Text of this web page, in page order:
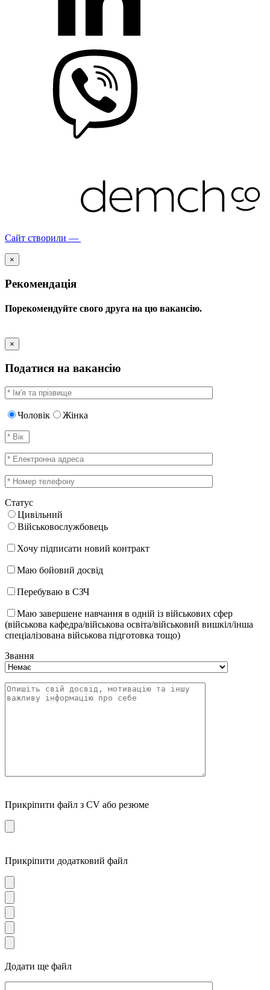
Сайт створили —
×
Рекомендація
Порекомендуйте свого друга на цю вакансію.
×
Податися на вакансію
Чоловік Жінка
Статус
Цивільний
Військовослужбовець
Хочу підписати новий контракт
Маю бойовий досвід
Перебуваю в СЗЧ
Маю завершене навчання в одній із військових сфер
(військова кафедра/військова освіта/військовий вишкіл/інша
спеціалізована військова підготовка тощо)
Звання
Прикріпити файл з CV або резюме
Прикріпити додатковий файл
Додати ще файл